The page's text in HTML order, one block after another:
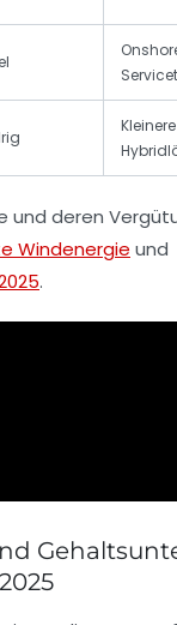
und deren
Windenergie und
.